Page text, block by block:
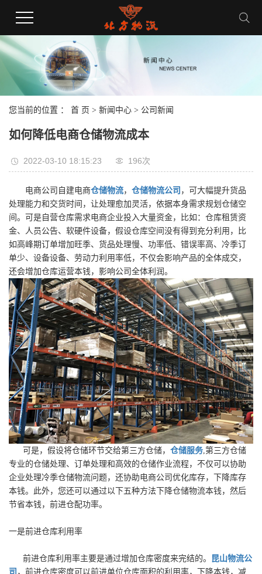
您当前的位置 ： 首 页 > 新闻中心 > 公司新闻
如何降低电商仓储物流成本
2022-03-10 18:15:23 196次
电商公司自建电商仓储物流， 仓储物流公司 ，可大幅提升货品
处理能力和交货时间，让处理愈加灵活，依据本身需求规划仓储空
间。可是自营仓库需求电商企业投入大量资金，比如：仓库租赁资
金、人员公告、软硬件设备，假设仓库空间没有得到充分利用，比
如高峰期订单增加旺季、货品处理慢、功率低、错误率高、冷季订
单少、设备设备、劳动力利用率低，不仅会影响产品的全体成交，
还会增加仓库运营本钱，影响公司全体利润。
可是，假设将仓储环节交给第三方仓储， 仓储服务 ,第三方仓储
专业的仓储处理、订单处理和高效的仓储作业流程，不仅可以协助
企业处理冷季仓储物流问题，还协助电商公司优化库存，下降库存
本钱。此外，您还可以通过以下五种方法下降仓储物流本钱，然后
节省本钱，前进仓配功率。
一是前进仓库利用率
前进仓库利用率主要是通过增加仓库密度来完结的。
昆山物流公
司 ，前进仓库密度可以前进单位仓库面积的利用率，下降本钱，减